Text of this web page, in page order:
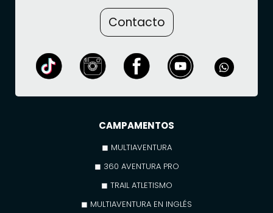
Contacto
CAMPAMENTOS
◼ MULTIAVENTURA
◼ 360 AVENTURA PRO
◼ TRAIL ATLETISMO
◼ MULTIAVENTURA EN INGLÉS